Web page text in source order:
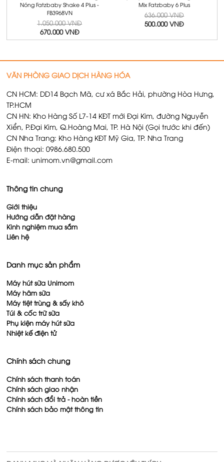
Nóng Fatzbaby Shake 4 Plus -
FB3968VN
1.050.000 VNĐ
670.000 VNĐ
Mix Fatzbaby 6 Plus
636.000 VNĐ
500.000 VNĐ
VĂN PHÒNG GIAO DỊCH HÀNG HÓA
CN HCM: DD14 Bạch Mã, cư xá Bắc Hải, phường Hòa Hưng,
TP.HCM
CN HN: Kho Hàng Số L7-14 KĐT mới Đại Kim, đường Nguyễn
Xiển, P.Đại Kim, Q.Hoàng Mai, TP. Hà Nội (Gọi trước khi đến)
CN Nha Trang: Kho Hàng KĐT Mỹ Gia, TP. Nha Trang
Điện thoại: 0986.680.500
E-mail: unimom.vn@gmail.com
Thông tin chung
Giới thiệu
Hướng dẫn đặt hàng
Kinh nghiệm mua sắm
Liên hệ
Danh mục sản phẩm
Máy hút sữa Unimom
Máy hâm sữa
Máy tiệt trùng & sấy khô
Túi & cốc trữ sữa
Phụ kiện máy hút sữa
Nhiệt kế điện tử
Chính sách chung
Chính sách thanh toán
Chính sách giao nhận
Chính sách đổi trả - hoàn tiền
Chính sách bảo mật thông tin